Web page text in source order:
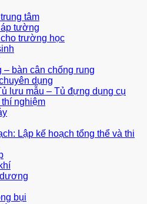
tâm
tường
trường học
– bàn cân chống rung
dụng
lưu mẫu – Tủ đựng dụng cụ
nghiệm
Lập kế hoạch tổng thể và thi
bụi